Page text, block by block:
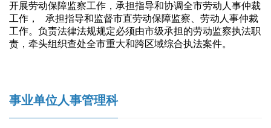
开展劳动保障监察工作，承担指导和协调全市劳动人事仲裁
工作， 承担指导和监督市直劳动保障监察、劳动人事仲裁
工作。负责法律法规规定必须由市级承担的劳动监察执法职
责，牵头组织查处全市重大和跨区域综合执法案件。
事业单位人事管理科